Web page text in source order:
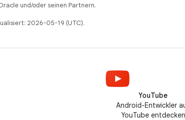
und/oder seinen Partnern.
2026-05-19 (UTC).
YouTube
Android-Entwickler
YouTube entdecken